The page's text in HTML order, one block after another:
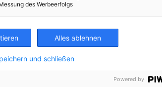
zu schützen. Mit folgenden
für Einsteiger bis zu
des Werbeerfolgs
Alles ablehnen
und schließen
Powered by